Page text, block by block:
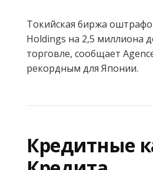
Токийская биржа
Holdings на 2,5 миллиона
торговле, сообщает
рекордным для Японии.
Кредитные